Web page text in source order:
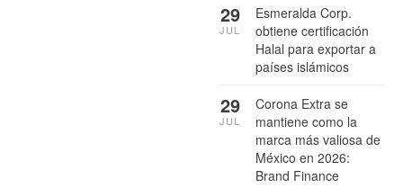
Esmeralda Corp.
obtiene certificación
Halal para exportar a
países islámicos
29
JUL
Corona Extra se
mantiene como la
marca más valiosa de
México en 2026:
Brand Finance
29
JUL